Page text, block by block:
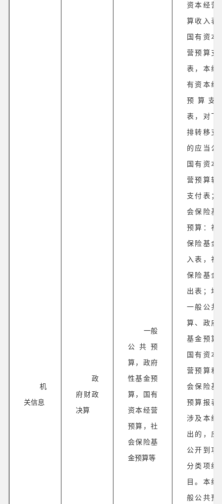
机
关信息
政
府财政
决算
一般
公共预
算，政府
性基金预
算，国有
资本经营
预算，社
会保险基
金预算等
资本经营
算收入表
国有资本
营预算支
表，本级
有资本经
预算支
表，对下
排转移支
的应当公
国有资本
营预算转
支付表；
会保险基
预算：社
保险基金
入表，社
保险基金
出表；地
一般公共
算、政府
基金预算
国有资本
营预算和
会保险基
预算报表
涉及本级
出的，应
公开到功
分类项级
目。本级
般公共预